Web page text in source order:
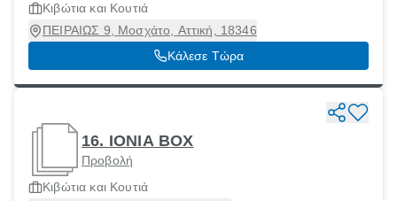
Κιβώτια και Κουτιά
ΠΕΙΡΑΙΩΣ 9, Μοσχάτο, Αττική, 18346
Κάλεσε Τώρα
16. IONIA BOX
Προβολή
Κιβώτια και Κουτιά